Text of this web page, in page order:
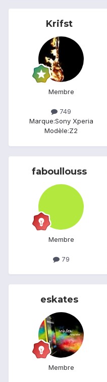
Krifst
Membre
749
Marque:Sony Xperia
Modèle:Z2
faboullouss
Membre
79
eskates
Membre